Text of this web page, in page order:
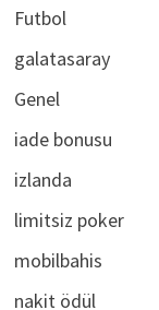
Futbol
galatasaray
Genel
iade bonusu
izlanda
limitsiz poker
mobilbahis
nakit ödül